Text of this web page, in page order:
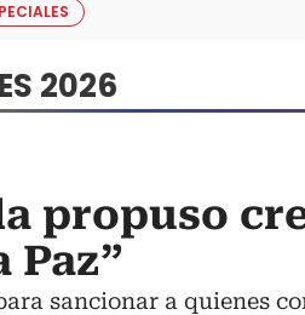
2026
propuso
Paz”
sancionar a quienes